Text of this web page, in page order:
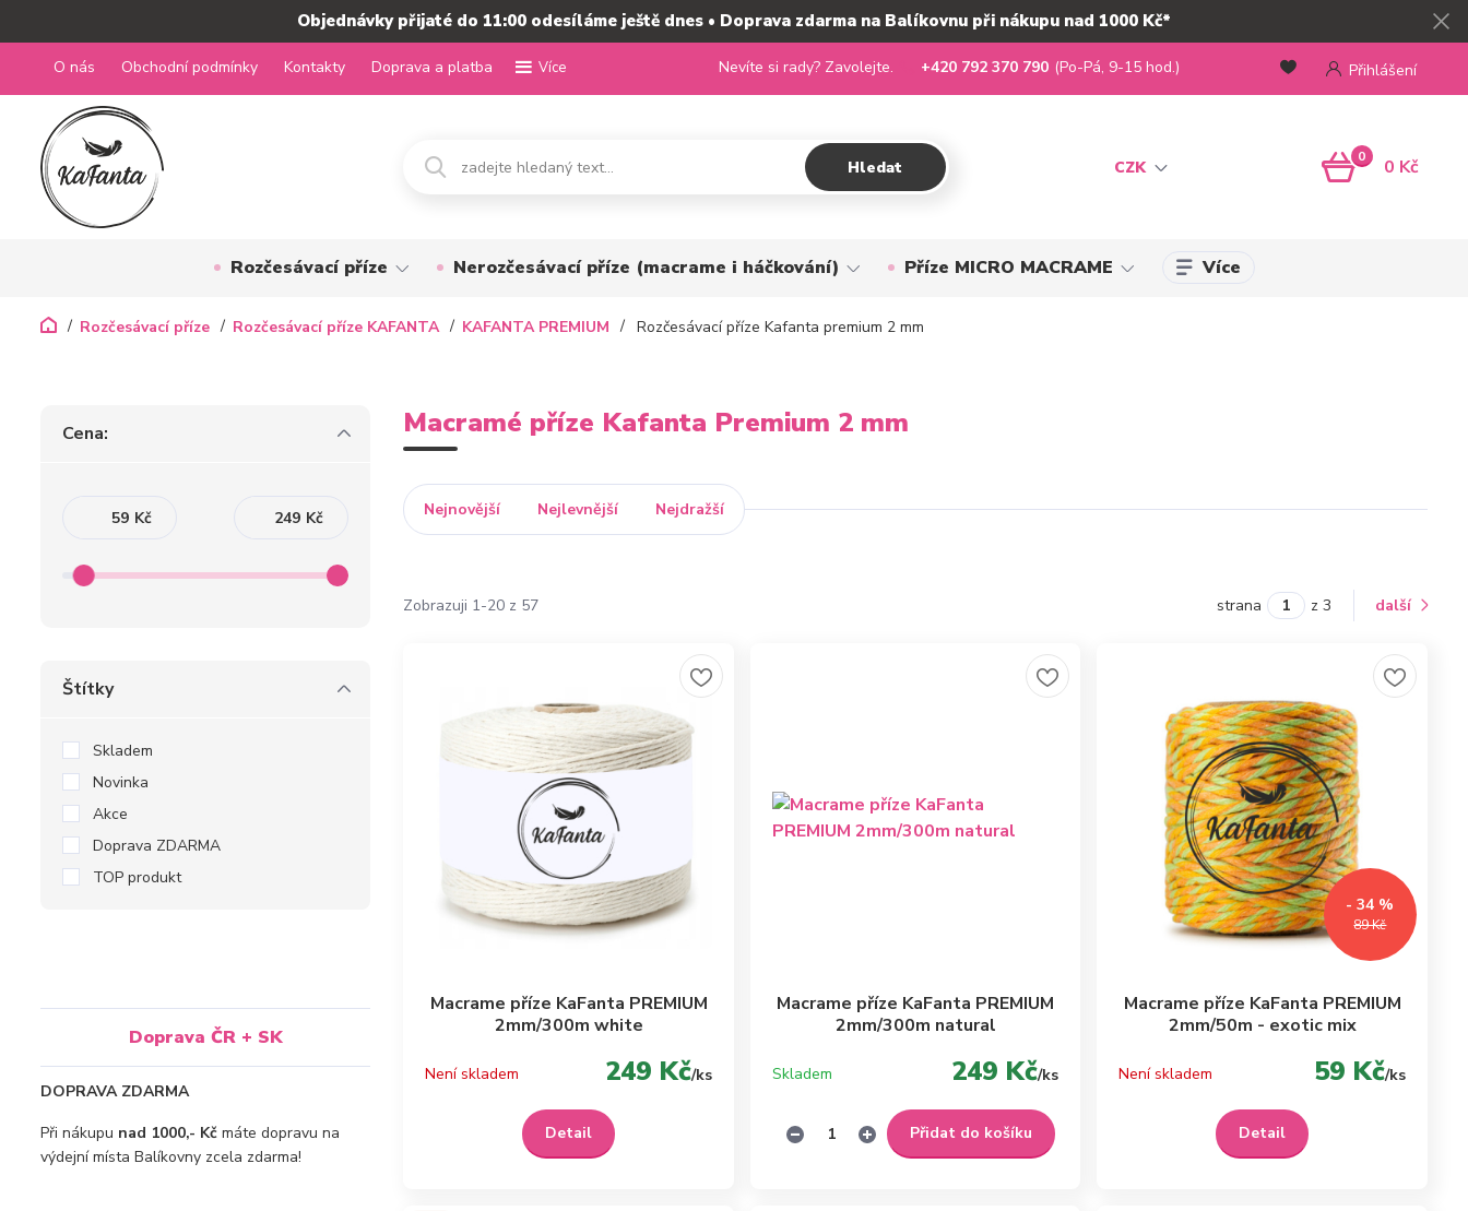
Objednávky přijaté do 11:00 odesíláme ještě dnes • Doprava zdarma na Balíkovnu při nákupu nad 1000 Kč*
O nás Obchodní podmínky Kontakty Doprava a platba Více
CZK
Přihlášení
Hledat
Nevíte si rady? Zavolejte. +420 792 370 790 (Po-Pá, 9-15 hod.)
0 0 Kč
Rozčesávací příze Nerozčesávací příze (macrame i háčkování) Příze MICRO MACRAME Více
Rozčesávací příze Rozčesávací příze KAFANTA KAFANTA PREMIUM Rozčesávací příze Kafanta premium 2 mm
Macramé příze Kafanta Premium 2 mm
Nejnovější Nejlevnější Nejdražší
Zobrazuji 1-20 z 57 strana z 3 další
Macrame příze KaFanta PREMIUM
2mm/300m white
249 Kč/ks
Není skladem
Detail
Macrame příze KaFanta PREMIUM
2mm/300m natural
249 Kč/ks
Skladem
Přidat do košíku
89 Kč
- 34 %
Macrame příze KaFanta PREMIUM
2mm/50m - exotic mix
59 Kč/ks
Není skladem
Detail
Cena:
Kč Kč
Štítky
Skladem
Novinka
Akce
Doprava ZDARMA
TOP produkt
Doprava ČR + SK
DOPRAVA ZDARMA
Při nákupu nad 1000,- Kč máte dopravu na
výdejní místa Balíkovny zcela zdarma!